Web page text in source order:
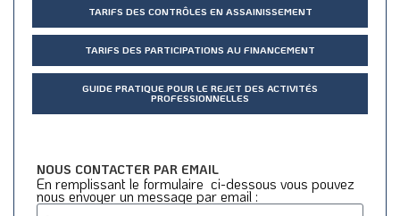
TARIFS DES CONTRÔLES EN ASSAINISSEMENT
TARIFS DES PARTICIPATIONS AU FINANCEMENT
GUIDE PRATIQUE POUR LE REJET DES ACTIVITÉS
PROFESSIONNELLES
NOUS CONTACTER PAR EMAIL
En remplissant le formulaire ci-dessous vous pouvez
nous envoyer un message par email :